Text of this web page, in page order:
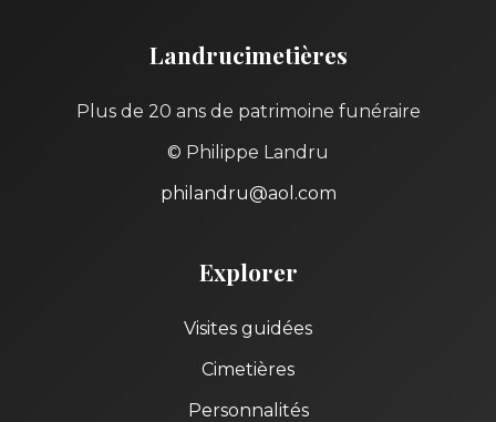
Landrucimetières
Plus de 20 ans de patrimoine funéraire
© Philippe Landru
philandru@aol.com
Explorer
Visites guidées
Cimetières
Personnalités